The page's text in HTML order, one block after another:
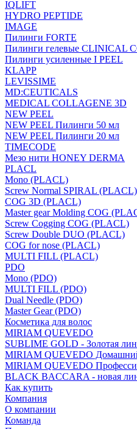
IQLIFT
HYDRO PEPTIDE
IMAGE
Пилинги FORTE
Пилинги гелевые CLINICAL
Пилинги усиленные I PEEL
KLAPP
LEVISSIME
MD:CEUTICALS
MEDICAL COLLAGENE 3D
NEW PEEL
NEW PEEL Пилинги 50 мл
NEW PEEL Пилинги 20 мл
TIMECODE
Мезо нити HONEY DERMA
PLACL
Mono (PLACL)
Screw Normal SPIRAL (PLACL)
COG 3D (PLACL)
Master gear Molding COG
Screw Cogging COG (PLACL)
Screw Double DUO (PLACL)
COG for nose (PLACL)
MULTI FILL (PLACL)
PDO
Mono (PDO)
MULTI FILL (PDO)
Dual Needle (PDO)
Master Gear (PDO)
Косметика для волос
MIRIAM QUEVEDO
SUBLIME GOLD - Золотая
MIRIAM QUEVEDO
MIRIAM QUEVEDO
BLACK BACCARA - новая
Как купить
Компания
О компании
Команда